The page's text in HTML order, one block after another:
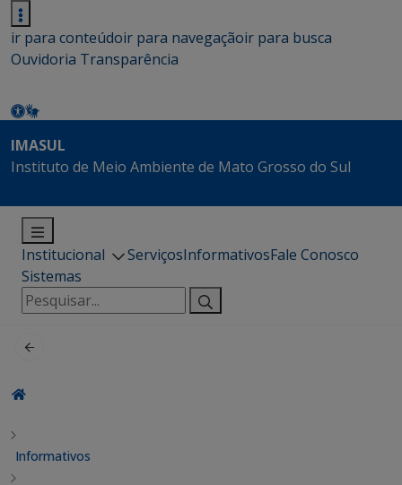
ir para conteúdoir para navegaçãoir para busca
Ouvidoria Transparência
IMASUL
Instituto de Meio Ambiente de Mato Grosso do Sul
Institucional ServiçosInformativosFale Conosco
Sistemas
Pesquisar
por:
Informativos